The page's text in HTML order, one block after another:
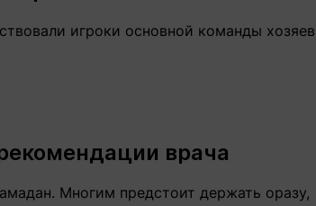
игроки основной команды хозяев
врача
Многим предстоит держать оразу,